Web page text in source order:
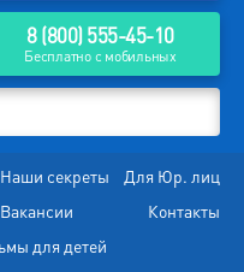
8 (800) 555-45-10
Бесплатно с мобильных
Наши секреты
Для Юр. лиц
Вакансии
Контакты
для детей